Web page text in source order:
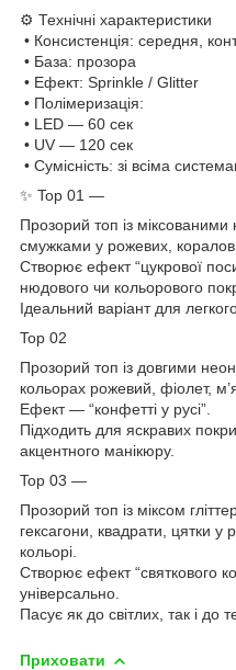
⚙️ Технічні характеристики
• Консистенція: середня,
• База: прозора
• Ефект: Sprinkle / Glitter
• Полімеризація:
• LED — 60 сек
• UV — 120 сек
• Сумісність: зі всіма
✨ Top 01 —
Прозорий топ із
смужками у рожевих,
Створює ефект “цукрової
нюдового чи кольорового
Ідеальний варіант для
Top 02
Прозорий топ із довгими
кольорах рожевий, фіолет,
Ефект — “конфетті у русі”.
Підходить для яскравих
акцентного манікюру.
Top 03 —
Прозорий топ із міксом
гексагони, квадрати, цятки
кольорі.
Створює ефект “святкового
універсально.
Пасує як до світлих, так і до
Приховати